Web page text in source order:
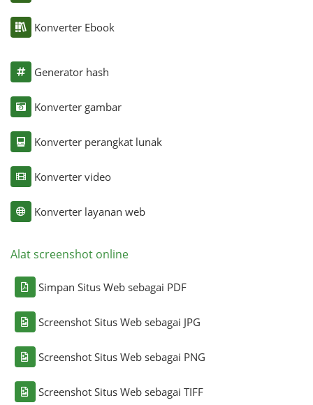
Konverter Ebook
Generator hash
Konverter gambar
Konverter perangkat lunak
Konverter video
Konverter layanan web
Alat screenshot online
Simpan Situs Web sebagai PDF
Screenshot Situs Web sebagai JPG
Screenshot Situs Web sebagai PNG
Screenshot Situs Web sebagai TIFF